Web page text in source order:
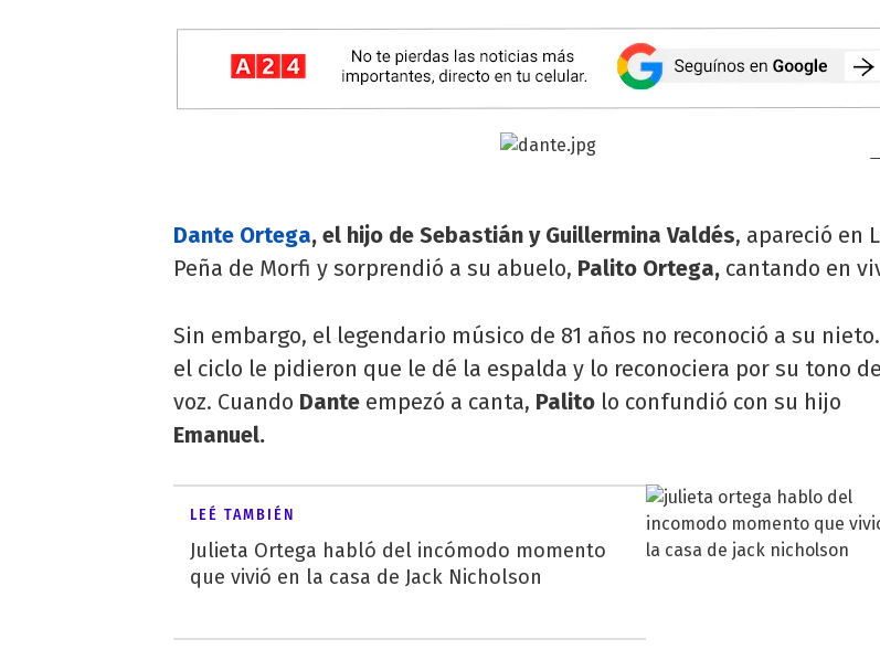
Dante Ortega, el hijo de Sebastián y Guillermina Valdés, apareció en
Peña de Morfi y sorprendió a su abuelo, Palito Ortega, cantando en
Sin embargo, el legendario músico de 81 años no reconoció a su
el ciclo le pidieron que le dé la espalda y lo reconociera por su tono de
voz. Cuando Dante empezó a canta, Palito lo confundió con su hijo
Emanuel.
LEÉ TAMBIÉN
Julieta Ortega habló del incómodo momento
que vivió en la casa de Jack Nicholson